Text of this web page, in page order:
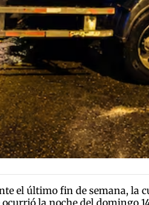
el último fin de semana, la